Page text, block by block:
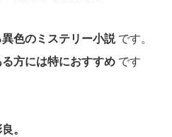
色のミステリー小説です。
方には特におすすめ です
。